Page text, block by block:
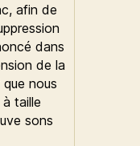
afin de
dans
de la
nous
taille
sons